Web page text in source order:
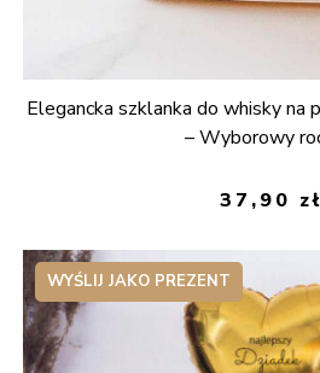
Elegancka szklanka do whisky na
– Wyborowy
37,90 zł
WYŚLIJ JAKO PREZENT